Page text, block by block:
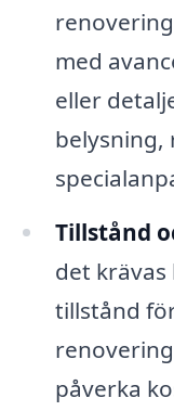
med
eller
belysning,
Tillstånd
det
tillstånd
påverka